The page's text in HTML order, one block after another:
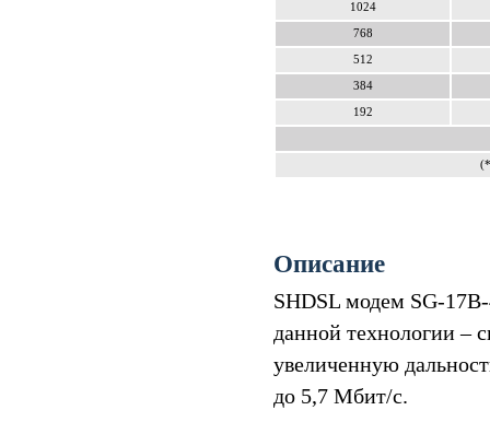
1024
768
512
384
192
Описание
SHDSL модем SG-
данной технологии –
увеличенную
до 5,7 Мбит/c.